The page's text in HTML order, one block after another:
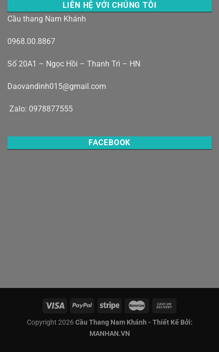
LIÊN HỆ VỚI CHÚNG TÔI
Cầu thang Nam Khánh
0968.00.8867
Số 20A1 – Ngọc Hồi – Thanh Trì – HN
Daovandinh015@gmail.com
Zalo: 0978877555
FACEBOOK
Copyright 2026 Cầu Thang Nam Khánh - Thiết Kế Bởi:
MANHAN.VN